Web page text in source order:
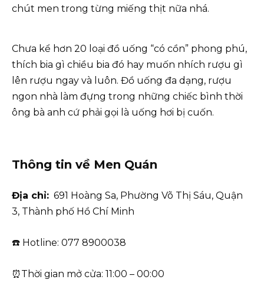
chút men trong từng miếng thịt nữa nhá.
Chưa kể hơn 20 loại đồ uống “có cồn” phong phú,
thích bia gì chiều bia đó hay muốn nhích rượu gì
lên rượu ngay và luôn. Đồ uống đa dạng, rượu
ngon nhà làm đựng trong những chiếc bình thời
ông bà anh cứ phải gọi là uống hơi bị cuốn.
Thông tin về Men Quán
Địa chỉ: 691 Hoàng Sa, Phường Võ Thị Sáu, Quận
3, Thành phố Hồ Chí Minh
☎️ Hotline: 077 8900038
⏰Thời gian mở cửa: 11:00 – 00:00